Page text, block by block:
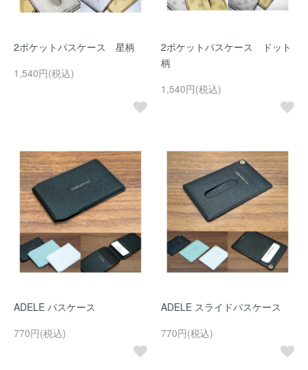
2ポケットパスケース 星柄
1,540円(税込)
2ポケットパスケース ドット
柄
1,540円(税込)
ADELE パスケース
770円(税込)
ADELE スライドパスケース
770円(税込)